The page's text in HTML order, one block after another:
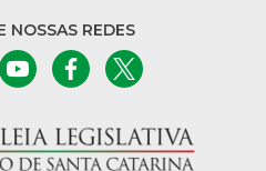
NOSSAS REDES